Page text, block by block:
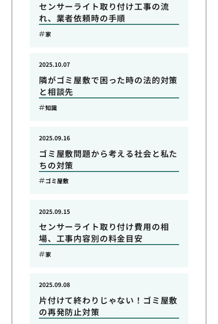
センサーライト取り付け工事の流
れ、業者依頼時の手順
家
隣がゴミ屋敷で困った時の法的対策
と相談先
2025.10.07
知識
ゴミ屋敷問題から考える社会と私た
ちの対策
2025.09.16
ゴミ屋敷
センサーライト取り付け費用の相
場、工事内容別の料金目安
2025.09.15
家
片付けて終わりじゃない！ゴミ屋敷
の再発防止対策
2025.09.08